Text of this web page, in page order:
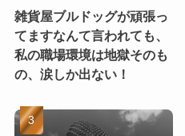
雑貨屋ブルドッグが頑張っ
てますなんて言われても、
私の職場環境は地獄そのも
の、涙しか出ない！